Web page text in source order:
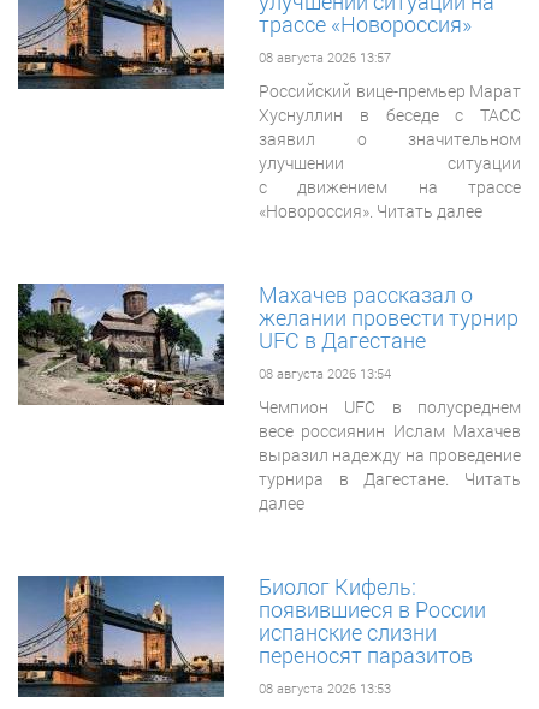
трассе «Новороссия»
08 августа 2026 13:57
Российский вице-премьер Марат
Хуснуллин в беседе с ТАСС
заявил о значительном
улучшении ситуации
с движением на трассе
«Новороссия». Читать далее
Махачев рассказал о
желании провести турнир
UFC в Дагестане
08 августа 2026 13:54
Чемпион UFC в полусреднем
весе россиянин Ислам Махачев
выразил надежду на проведение
турнира в Дагестане. Читать
далее
Биолог Кифель:
появившиеся в России
испанские слизни
переносят паразитов
08 августа 2026 13:53